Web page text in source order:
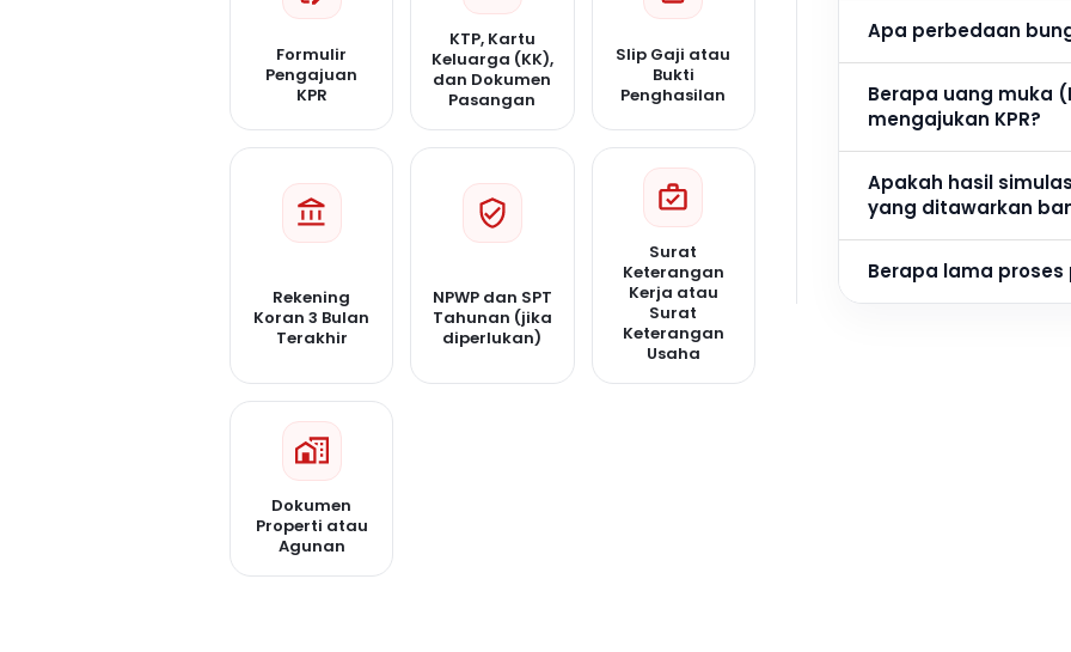
Formulir
Pengajuan
KPR
KTP, Kartu
Keluarga (KK),
dan Dokumen
Pasangan
Slip Gaji atau
Bukti
Penghasilan
Rekening
Koran 3 Bulan
Terakhir
NPWP dan SPT
Tahunan (jika
diperlukan)
Surat
Keterangan
Kerja atau
Surat
Keterangan
Usaha
Dokumen
Properti atau
Agunan
Apa perbedaan
Berapa uang muka
mengajukan KPR?
Apakah hasil
yang ditawarkan
Berapa lama proses